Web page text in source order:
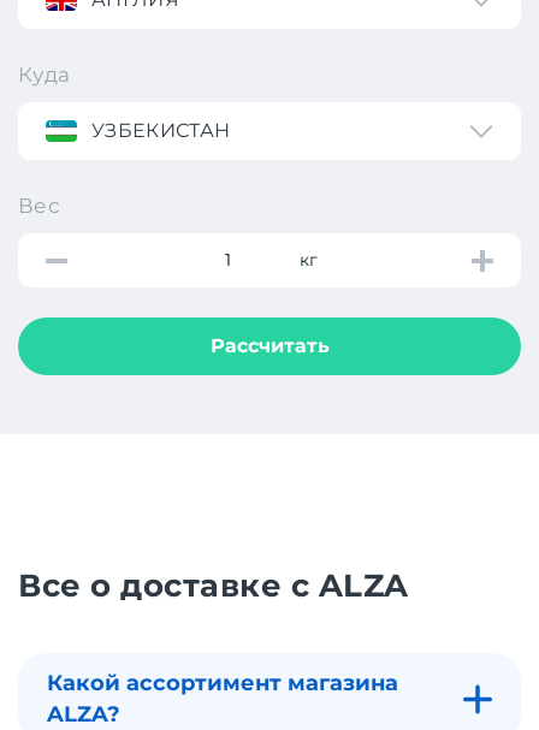
Куда
УЗБЕКИСТАН
Вес
кг
Рассчитать
Все о доставке с ALZA
Какой ассортимент магазина
ALZA?